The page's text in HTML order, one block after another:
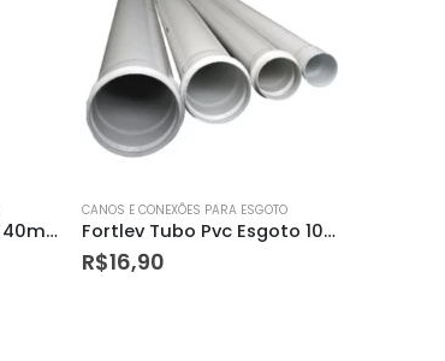
Fortlev Tubo Pvc Esgoto 100mm X 6m
CANOS E CONEXÕES PARA ESGOTO
Curva 90º Soldável 40mm – Amanco
R$17,39